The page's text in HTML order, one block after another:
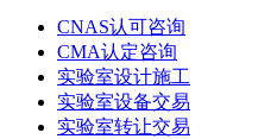
CNAS认可咨询
CMA认定咨询
实验室设计施工
实验室设备交易
实验室转让交易